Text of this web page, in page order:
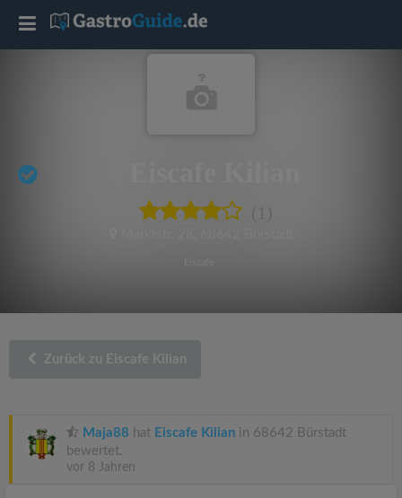
(1)
Zurück zu Eiscafe Kilian
Maja88 hat Eiscafe Kilian in 68642 Bürstadt
bewertet.
vor 8 Jahren
T
i